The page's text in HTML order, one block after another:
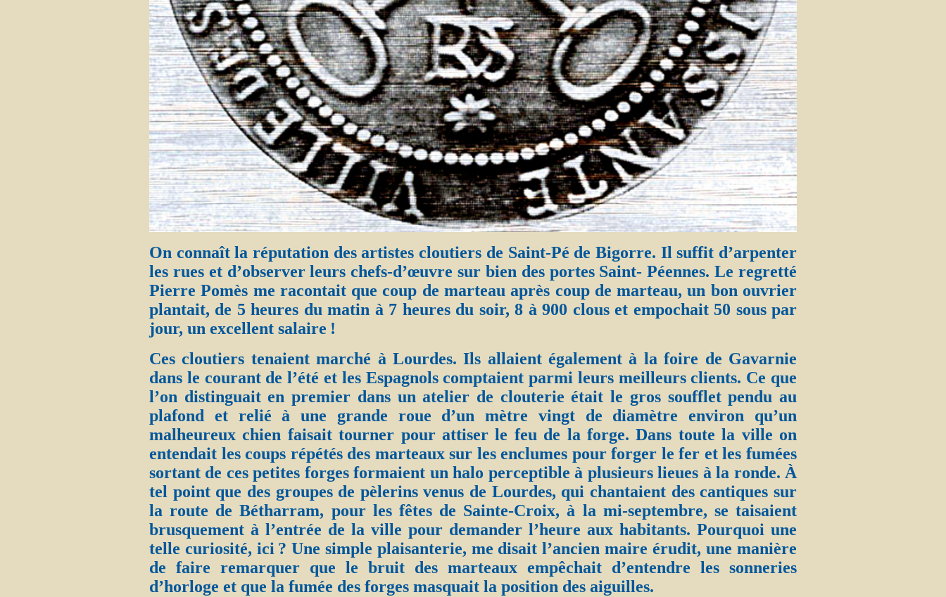
On connaît la réputation des artistes cloutiers de Saint-Pé de Bigorre. Il suffit d’arpenter
les rues et d’observer leurs chefs-d’œuvre sur bien des portes Saint- Péennes. Le regretté
Pierre Pomès me racontait que coup de marteau après coup de marteau, un bon ouvrier
plantait, de 5 heures du matin à 7 heures du soir, 8 à 900 clous et empochait 50 sous par
jour, un excellent salaire !
Ces cloutiers tenaient marché à Lourdes. Ils allaient également à la foire de Gavarnie
dans le courant de l’été et les Espagnols comptaient parmi leurs meilleurs clients. Ce que
l’on distinguait en premier dans un atelier de clouterie était le gros soufflet pendu au
plafond et relié à une grande roue d’un mètre vingt de diamètre environ qu’un
malheureux chien faisait tourner pour attiser le feu de la forge. Dans toute la ville on
entendait les coups répétés des marteaux sur les enclumes pour forger le fer et les fumées
sortant de ces petites forges formaient un halo perceptible à plusieurs lieues à la ronde. À
tel point que des groupes de pèlerins venus de Lourdes, qui chantaient des cantiques sur
la route de Bétharram, pour les fêtes de Sainte-Croix, à la mi-septembre, se taisaient
brusquement à l’entrée de la ville pour demander l’heure aux habitants. Pourquoi une
telle curiosité, ici ? Une simple plaisanterie, me disait l’ancien maire érudit, une manière
de faire remarquer que le bruit des marteaux empêchait d’entendre les sonneries
d’horloge et que la fumée des forges masquait la position des aiguilles.